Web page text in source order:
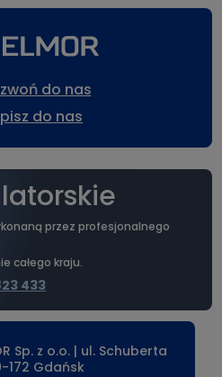
do nas
do nas
przez profesjonalnego
całego kraju.
433
Sp. z o.o. | ul. Schuberta
172 Gdańsk